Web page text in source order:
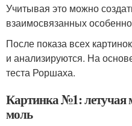
Учитывая это можно
взаимосвязанных
После показа всех
и анализируются. На
теста Роршаха.
Картинка №1:
моль